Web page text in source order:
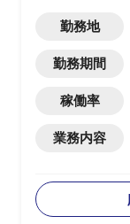
勤務地
勤務期間
稼働率
業務内容